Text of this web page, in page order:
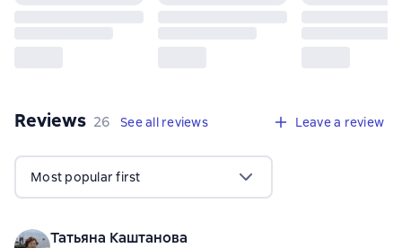
Reviews 26 reviews
26 See all reviews Leave a review
Most popular first
Татьяна Каштанова